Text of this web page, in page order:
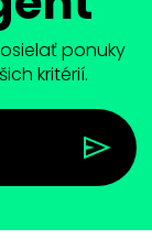
ponuky
kritérií.